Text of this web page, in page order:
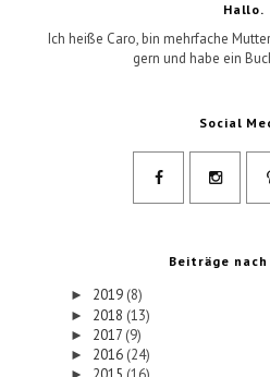
Hallo.
Ich heiße Caro, bin mehrfache
gern und habe ein
Social
Beiträge
► 2019 (8)
► 2018 (13)
► 2017 (9)
► 2016 (24)